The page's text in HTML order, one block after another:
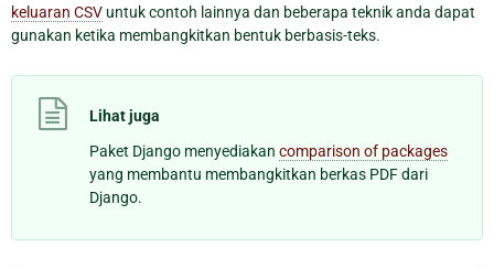
keluaran CSV untuk contoh lainnya dan beberapa teknik anda dapat
gunakan ketika membangkitkan bentuk berbasis-teks.
Lihat juga
Paket Django menyediakan comparison of packages
yang membantu membangkitkan berkas PDF dari
Django.